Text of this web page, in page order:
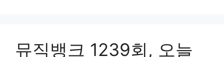
뮤직뱅크 1239회, 오늘